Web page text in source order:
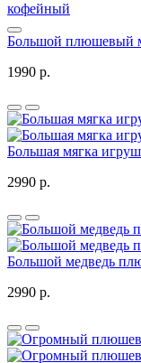
Большой плюшевый
1990 р.
Большая мягка
2990 р.
Большой медведь
2990 р.